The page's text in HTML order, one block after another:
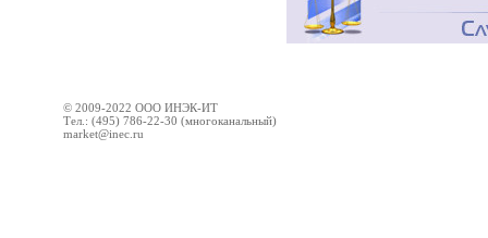
© 2009-2022 ООО ИНЭК-ИТ
Тел.: (495) 786-22-30 (многоканальный)
market@inec.ru